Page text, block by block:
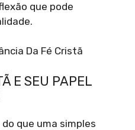
que pode
E SEU PAPEL
que uma simples